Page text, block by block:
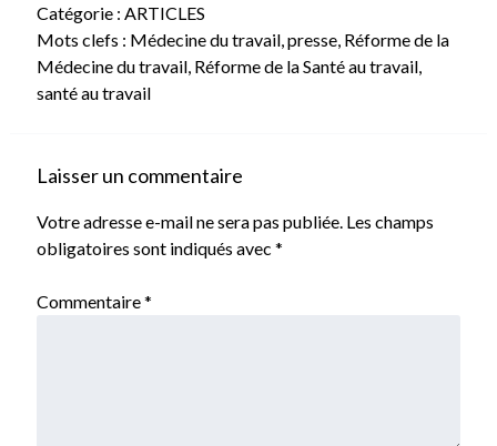
Catégorie : ARTICLES
Mots clefs : Médecine du travail, presse, Réforme de la
Médecine du travail, Réforme de la Santé au travail,
santé au travail
Laisser un commentaire
Votre adresse e-mail ne sera pas publiée. Les champs
obligatoires sont indiqués avec *
Commentaire*